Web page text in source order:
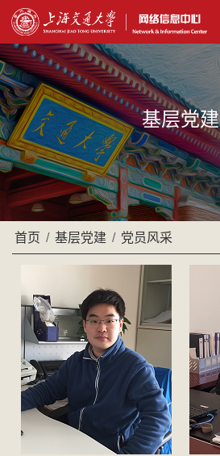
基层党建
首页 / 基层党建 / 党员风采